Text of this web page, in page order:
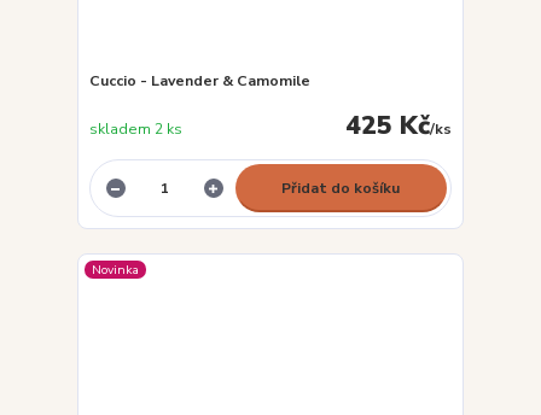
Cuccio - Lavender & Camomile
425 Kč/ks
skladem 2 ks
Přidat do košíku
Novinka